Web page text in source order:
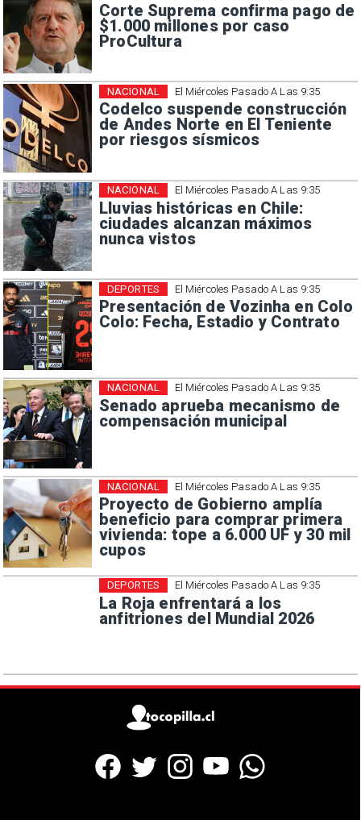
Corte Suprema confirma pago de
$1.000 millones por caso
ProCultura
El Miércoles Pasado A Las 9:35
Codelco suspende construcción
de Andes Norte en El Teniente
por riesgos sísmicos
NACIONAL
El Miércoles Pasado A Las 9:35
Lluvias históricas en Chile:
ciudades alcanzan máximos
nunca vistos
NACIONAL
El Miércoles Pasado A Las 9:35
Presentación de Vozinha en Colo
Colo: Fecha, Estadio y Contrato
DEPORTES
El Miércoles Pasado A Las 9:35
Senado aprueba mecanismo de
compensación municipal
NACIONAL
El Miércoles Pasado A Las 9:35
Proyecto de Gobierno amplía
beneficio para comprar primera
vivienda: tope a 6.000 UF y 30 mil
cupos
NACIONAL
El Miércoles Pasado A Las 9:35
La Roja enfrentará a los
anfitriones del Mundial 2026
DEPORTES